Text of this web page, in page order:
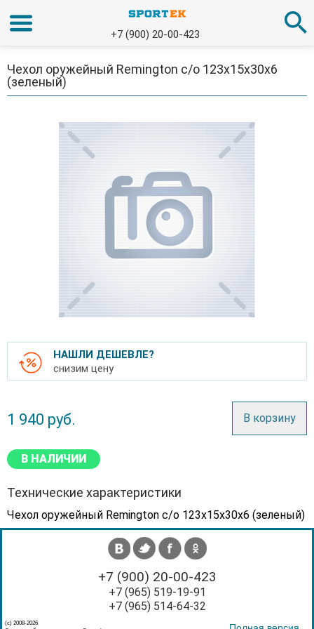
+7 (900) 20-00-423
Чехол оружейный Remington с/о 123x15x30x6
(зеленый)
НАШЛИ ДЕШЕВЛЕ?
снизим цену
1 940 руб. В корзину
В НАЛИЧИИ
Технические характеристики
Чехол оружейный Remington с/о 123x15x30x6 (зеленый)
+7 (900) 20-00-423
+7 (965) 519-19-91
+7 (965) 514-64-32
(с) 2008-2026